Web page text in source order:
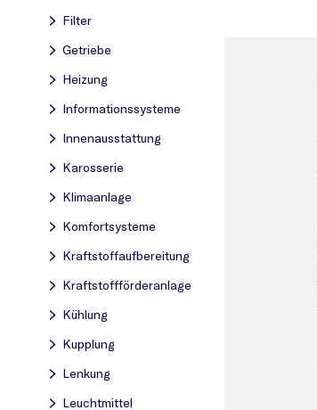
Filter
Getriebe
Heizung
Informationssysteme
Innenausstattung
Karosserie
Klimaanlage
Komfortsysteme
Kraftstoff­aufbereitung
Kraftstoff­förderanlage
Kühlung
Kupplung
Lenkung
Leuchtmittel